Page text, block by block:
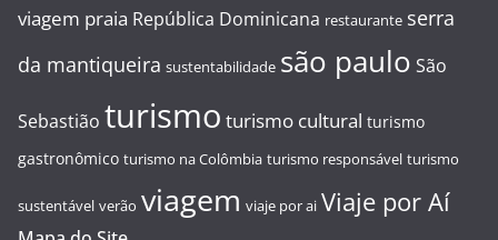
viagem praia República Dominicana restaurante serra
da mantiqueira sustentabilidade são paulo São
Sebastião turismo turismo cultural turismo
gastronômico turismo na Colômbia turismo responsável turismo
sustentável verão viagem viaje por ai Viaje por Aí